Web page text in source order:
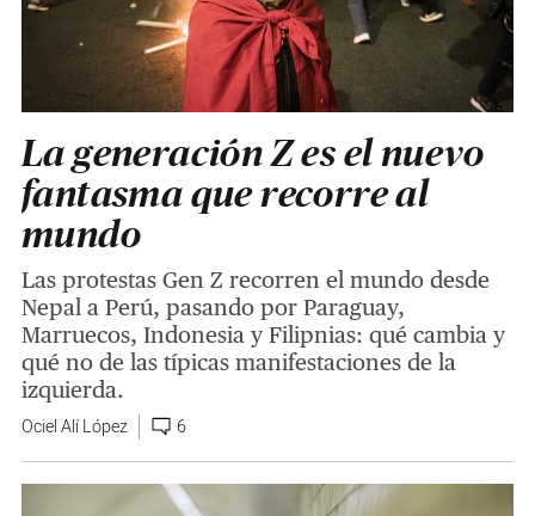
La generación Z es el nuevo
fantasma que recorre al
mundo
Las protestas Gen Z recorren el mundo desde
Nepal a Perú, pasando por Paraguay,
Marruecos, Indonesia y Filipnias: qué cambia y
qué no de las típicas manifestaciones de la
izquierda.
Ociel Alí López 6